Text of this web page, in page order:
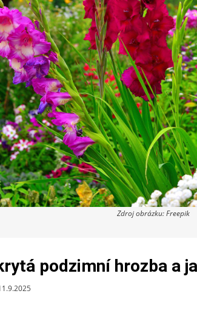
Zdroj obrázku: Freepik
podzimní hrozba a